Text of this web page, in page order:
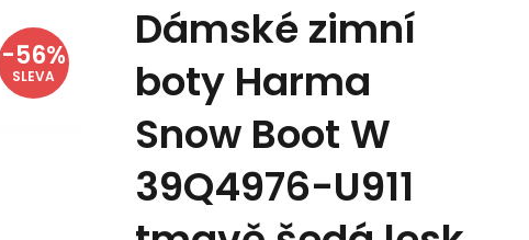
-56%
SLEVA
Dámské zimní
boty Harma
Snow Boot W
39Q4976-U911